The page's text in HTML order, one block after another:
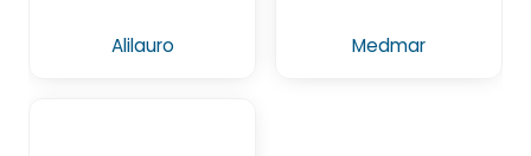
Alilauro Medmar